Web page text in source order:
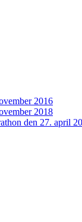
2016
2018
den 27. april